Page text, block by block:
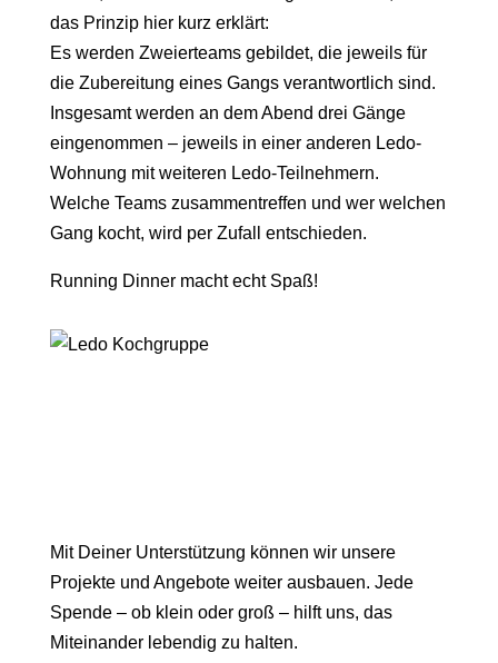
das Prinzip hier kurz erklärt:
Es werden Zweierteams gebildet, die jeweils für
die Zubereitung eines Gangs verantwortlich sind.
Insgesamt werden an dem Abend drei Gänge
eingenommen – jeweils in einer anderen Ledo-
Wohnung mit weiteren Ledo-Teilnehmern.
Welche Teams zusammentreffen und wer welchen
Gang kocht, wird per Zufall entschieden.
Running Dinner macht echt Spaß!
Mit Deiner Unterstützung können wir unsere
Projekte und Angebote weiter ausbauen. Jede
Spende – ob klein oder groß – hilft uns, das
Miteinander lebendig zu halten.